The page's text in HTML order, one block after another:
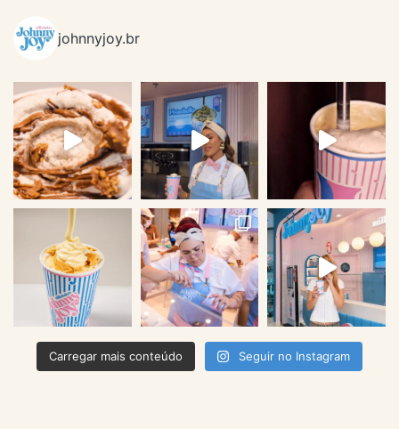
johnnyjoy.br
Carregar mais conteúdo Seguir no Instagram